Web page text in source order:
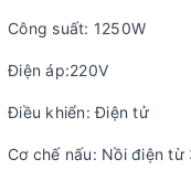
Công suất: 1250W
Điện áp:220V
Điều khiển: Điện tử
Cơ chế nấu: Nồi điện